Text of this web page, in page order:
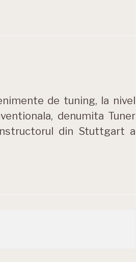
de tuning, la nivel
denumita Tuner
din Stuttgart a